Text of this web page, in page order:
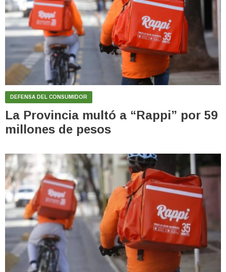
DEFENSA DEL CONSUMIDOR
La Provincia multó a “Rappi” por 59
millones de pesos